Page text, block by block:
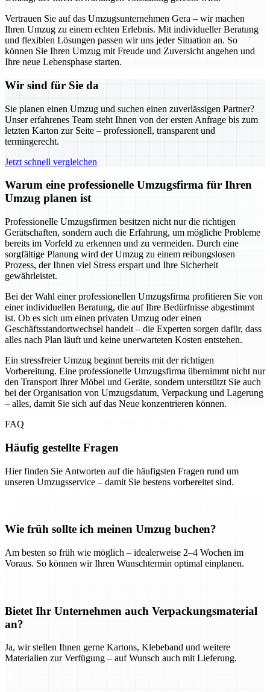
Vertrauen Sie auf das Umzugsunternehmen Gera – wir machen
Ihren Umzug zu einem echten Erlebnis. Mit individueller Beratung
und flexiblen Lösungen passen wir uns jeder Situation an. So
können Sie Ihren Umzug mit Freude und Zuversicht angehen und
Ihre neue Lebensphase starten.
Wir sind für Sie da
Sie planen einen Umzug und suchen einen zuverlässigen Partner?
Unser erfahrenes Team steht Ihnen von der ersten Anfrage bis zum
letzten Karton zur Seite – professionell, transparent und
termingerecht.
Jetzt schnell vergleichen
Warum eine professionelle Umzugsfirma für Ihren
Umzug planen ist
Professionelle Umzugsfirmen besitzen nicht nur die richtigen
Gerätschaften, sondern auch die Erfahrung, um mögliche Probleme
bereits im Vorfeld zu erkennen und zu vermeiden. Durch eine
sorgfältige Planung wird der Umzug zu einem reibungslosen
Prozess, der Ihnen viel Stress erspart und Ihre Sicherheit
gewährleistet.
Bei der Wahl einer professionellen Umzugsfirma profitieren Sie von
einer individuellen Beratung, die auf Ihre Bedürfnisse abgestimmt
ist. Ob es sich um einen privaten Umzug oder einen
Geschäftsstandortwechsel handelt – die Experten sorgen dafür, dass
alles nach Plan läuft und keine unerwarteten Kosten entstehen.
Ein stressfreier Umzug beginnt bereits mit der richtigen
Vorbereitung. Eine professionelle Umzugsfirma übernimmt nicht nur
den Transport Ihrer Möbel und Geräte, sondern unterstützt Sie auch
bei der Organisation von Umzugsdatum, Verpackung und Lagerung
– alles, damit Sie sich auf das Neue konzentrieren können.
FAQ
Häufig gestellte Fragen
Hier finden Sie Antworten auf die häufigsten Fragen rund um
unseren Umzugsservice – damit Sie bestens vorbereitet sind.
Wie früh sollte ich meinen Umzug buchen?
Am besten so früh wie möglich – idealerweise 2–4 Wochen im
Voraus. So können wir Ihren Wunschtermin optimal einplanen.
Bietet Ihr Unternehmen auch Verpackungsmaterial
an?
Ja, wir stellen Ihnen gerne Kartons, Klebeband und weitere
Materialien zur Verfügung – auf Wunsch auch mit Lieferung.